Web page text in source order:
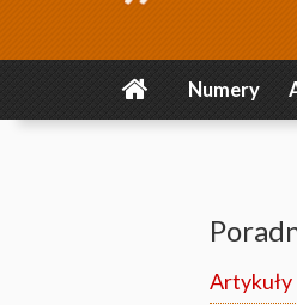
Numery
Artykuły